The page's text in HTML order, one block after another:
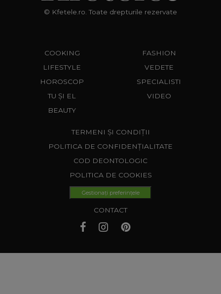
© Kfetele.ro. Toate drepturile rezervate
COOKING
LIFESTYLE
HOROSCOP
TU ȘI EL
BEAUTY
FASHION
VEDETE
SPECIALISTI
VIDEO
TERMENI ȘI CONDIȚII
POLITICA DE CONFIDENȚIALITATE
COD DEONTOLOGIC
POLITICA DE COOKIES
Gestionați preferințele
CONTACT